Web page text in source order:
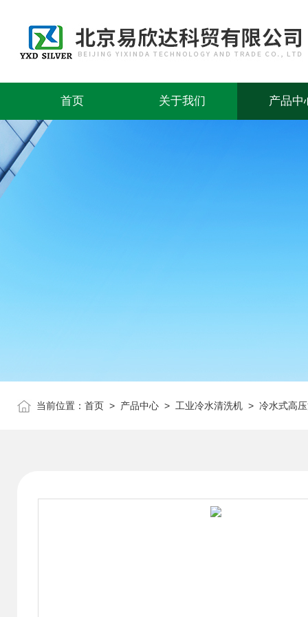
首页 关于我们 产品中
当前位置： 首页 > 产品中心 > 工业冷水清洗机 > 冷水式高